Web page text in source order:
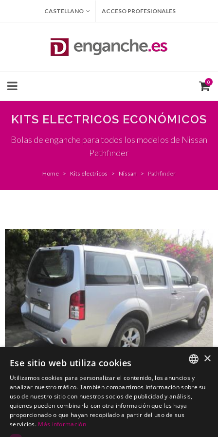
CASTELLANO ACCESO PROFESIONALES
0
KITS ELECTRICOS ECONÓMICOS
Bolas de enganche para todos los modelos de Nissan
Pathfinder
Home Kits electricos Nissan Pathfinder
NISSAN Pathfinder Todoterreno
Kits electricos económicos para NISSAN Pathfinder Todoterreno
SPANISH
PORTUGUESE
×
Ese sitio web utiliza cookies
Utilizamos cookies para personalizar el contenido, los anuncios y
analizar nuestro tráfico. También compartimos información sobre su
uso de nuestro sitio con nuestros socios de publicidad y análisis,
quienes pueden combinarla con otra información que les haya
proporcionado o que hayan recopilado a partir del uso de sus
servicios. Más información